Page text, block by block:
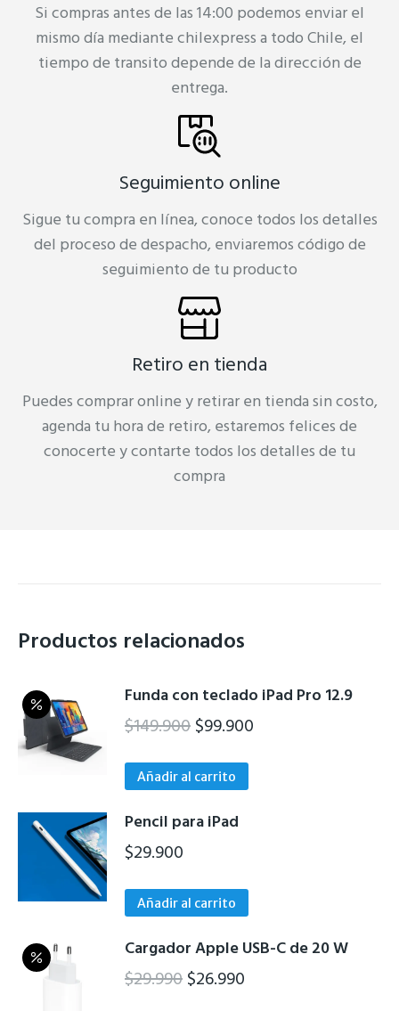
Si compras antes de las 14:00 podemos enviar el
mismo día mediante chilexpress a todo Chile, el
tiempo de transito depende de la dirección de
entrega.
Seguimiento online
Sigue tu compra en línea, conoce todos los detalles
del proceso de despacho, enviaremos código de
seguimiento de tu producto
Retiro en tienda
Puedes comprar online y retirar en tienda sin costo,
agenda tu hora de retiro, estaremos felices de
conocerte y contarte todos los detalles de tu
compra
Productos relacionados
Funda con teclado iPad Pro 12.9
$149.900El
original
$149.900.
$99.900
Añadir al carrito
Pencil para iPad
$29.900
Añadir al carrito
Cargador Apple USB-C de 20 W
$29.990El
$26.990